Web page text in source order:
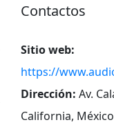
Contactos
Sitio web:
https://
Dirección: Av.
California, México